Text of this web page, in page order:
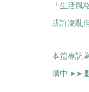
「生活風
或許凌亂
本篇專訪
購中 ➤➤ ​​